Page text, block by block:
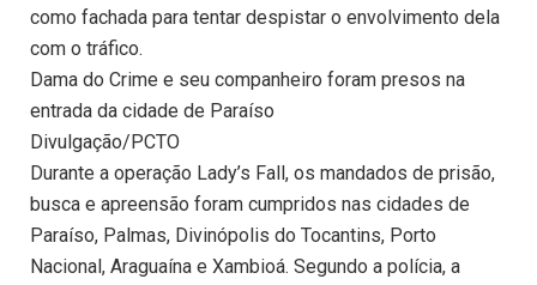
como fachada para tentar despistar o envolvimento dela
com o tráfico.
Dama do Crime e seu companheiro foram presos na
entrada da cidade de Paraíso
Divulgação/PCTO
Durante a operação Lady’s Fall, os mandados de prisão,
busca e apreensão foram cumpridos nas cidades de
Paraíso, Palmas, Divinópolis do Tocantins, Porto
Nacional, Araguaína e Xambioá. Segundo a polícia, a